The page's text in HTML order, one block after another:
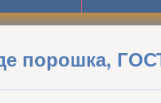
порошка,